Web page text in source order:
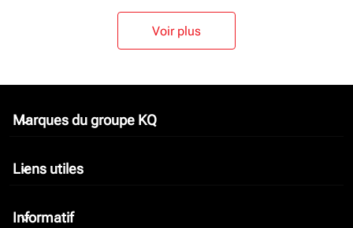
Voir plus
Marques du groupe KQ
keyboard_arrow_down
Liens utiles
keyboard_arrow_down
Informatif
keyboard_arrow_down